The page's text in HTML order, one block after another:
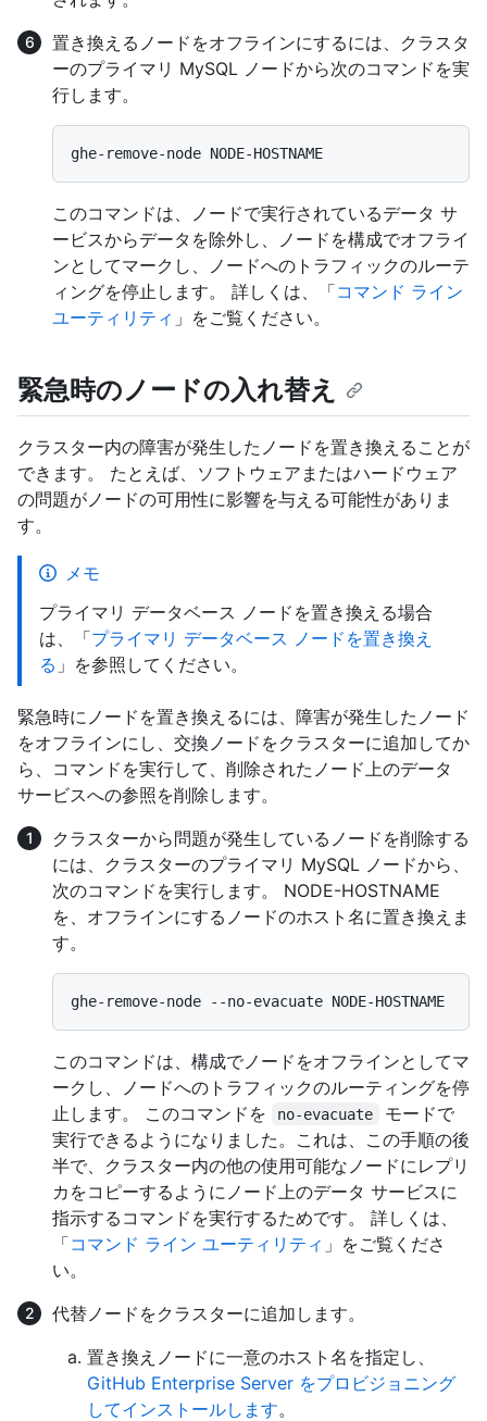
置き換えるノードをオフラインにするには、クラスタ
ーのプライマリ MySQL ノードから次のコマンドを実
行します。
このコマンドは、ノードで実行されているデータ サ
ービスからデータを除外し、ノードを構成でオフライ
ンとしてマークし、ノードへのトラフィックのルーテ
ィングを停止します。 詳しくは、「コマンド ライン
ユーティリティ 」をご覧ください。
緊急時のノードの入れ替え
クラスター内の障害が発生したノードを置き換えることが
できます。 たとえば、ソフトウェアまたはハードウェア
の問題がノードの可用性に影響を与える可能性がありま
す。
メモ
プライマリ データベース ノードを置き換える場合
は、「プライマリ データベース ノードを置き換え
る 」を参照してください。
緊急時にノードを置き換えるには、障害が発生したノード
をオフラインにし、交換ノードをクラスターに追加してか
ら、コマンドを実行して、削除されたノード上のデータ
サービスへの参照を削除します。
クラスターから問題が発生しているノードを削除する
には、クラスターのプライマリ MySQL ノードから、
次のコマンドを実行します。 NODE-HOSTNAME
を、オフラインにするノードのホスト名に置き換えま
す。
このコマンドは、構成でノードをオフラインとしてマ
ークし、ノードへのトラフィックのルーティングを停
止します。 このコマンドを
no-evacuate
モードで
実行できるようになりました。これは、この手順の後
半で、クラスター内の他の使用可能なノードにレプリ
カをコピーするようにノード上のデータ サービスに
指示するコマンドを実行するためです。 詳しくは、
「コマンド ライン ユーティリティ 」をご覧くださ
い。
代替ノードをクラスターに追加します。
置き換えノードに一意のホスト名を指定し、
GitHub Enterprise Server をプロビジョニング
してインストールします。